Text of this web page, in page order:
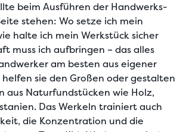
beim Ausführen der Handwerks-
stehen: Wo setze ich mein
halte ich mein Werkstück sicher
muss ich aufbringen – das alles
am besten aus eigener
helfen sie den Großen oder gestalten
aus Naturfundstücken wie Holz,
Das Werkeln trainiert auch
die Konzentration und die